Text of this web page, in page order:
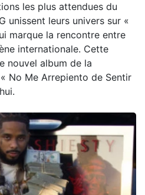
les plus attendues du
unissent leurs univers sur «
marque la rencontre entre
internationale. Cette
nouvel album de la
No Me Arrepiento de Sentir